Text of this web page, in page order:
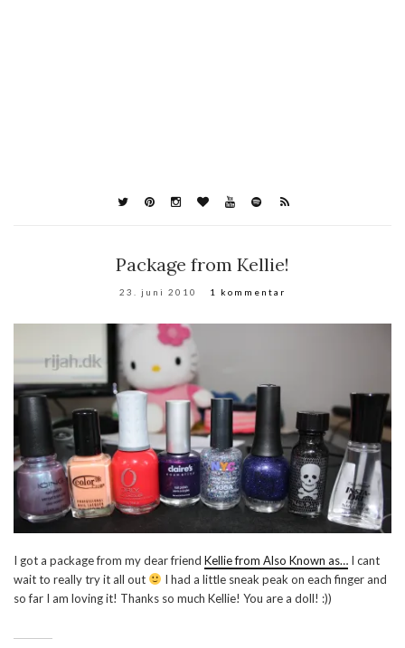
Package from Kellie!
23. juni 2010 1 kommentar
I got a package from my dear friend Kellie from Also Known as… I cant
wait to really try it all out
I had a little sneak peak on each finger and
so far I am loving it! Thanks so much Kellie! You are a doll! :))